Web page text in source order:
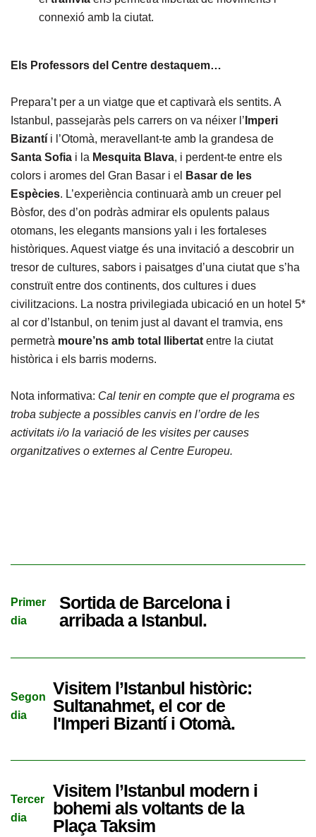
connexió amb la ciutat.
Els Professors del Centre destaquem…
Prepara’t per a un viatge que et captivarà els sentits. A
Istanbul, passejaràs pels carrers on va néixer l’ Imperi
Bizantí i l’Otomà, meravellant-te amb la grandesa de
Santa Sofia i la Mesquita Blava, i perdent-te entre els
colors i aromes del Gran Basar i el
Basar de les
Espècies. L’experiència continuarà amb un creuer pel
Bòsfor, des d’on podràs admirar els opulents palaus
otomans, les elegants mansions yalı i les fortaleses
històriques. Aquest viatge és una invitació a descobrir un
tresor de cultures, sabors i paisatges d’una ciutat que s’ha
construït entre dos continents, dos cultures i dues
civilitzacions. La nostra privilegiada ubicació en un hotel 5*
al cor d’Istanbul, on tenim just al davant el tramvia, ens
permetrà moure’ns amb total llibertat entre la ciutat
històrica i els barris moderns.
Nota informativa: Cal tenir en compte que el programa es
troba subjecte a possibles canvis en l’ordre de les
activitats i/o la variació de les visites per causes
organitzatives o externes al Centre Europeu.
Primer
dia
Sortida de Barcelona i
arribada a Istanbul.
Segon
dia
Visitem l’Istanbul històric:
Sultanahmet, el cor de
l'Imperi Bizantí i Otomà.
Tercer
dia
Visitem l’Istanbul modern i
bohemi als voltants de la
Plaça Taksim